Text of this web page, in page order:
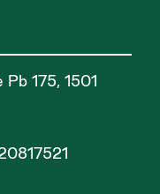
175, 1501